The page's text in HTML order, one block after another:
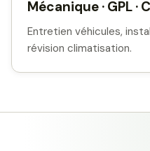
Mécanique · GPL ·
Entretien véhicules,
révision climatisation.